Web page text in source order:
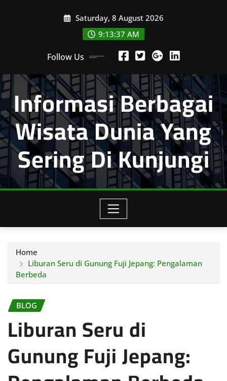
Saturday, 8 August 2026
9:13:38 AM
Follow Us
Informasi Berbagai
Wisata Dunia Yang
Sering Di Kunjungi
Home
Liburan Seru di Gunung Fuji Jepang: Pengalaman
Berbeda
BLOG
Liburan Seru di
Gunung Fuji Jepang: